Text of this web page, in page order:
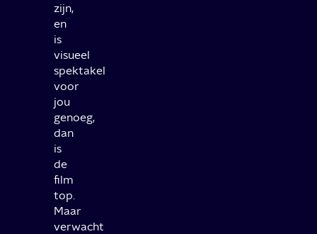
zijn,
en
is
visueel
spektakel
voor
jou
genoeg,
dan
is
de
film
top.
Maar
verwacht